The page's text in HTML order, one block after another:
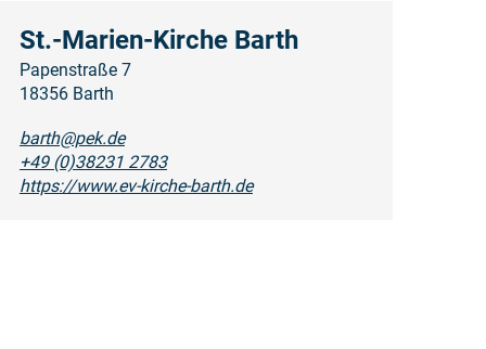
St.-Marien-Kirche Barth
Papenstraße 7
18356 Barth
barth@pek.de
+49 (0)38231 2783
https://www.ev-kirche-barth.de